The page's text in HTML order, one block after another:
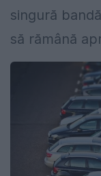
singură
să rămână